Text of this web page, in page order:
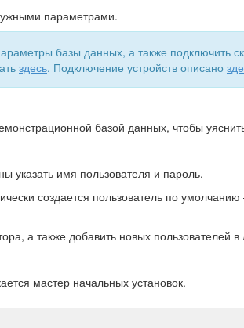
параметрами.
базы данных, а также подключить
здесь. Подключение устройств описано
базой данных, чтобы
указать имя пользователя и пароль.
создается пользователь по
а также добавить новых пользователей
мастер начальных установок.